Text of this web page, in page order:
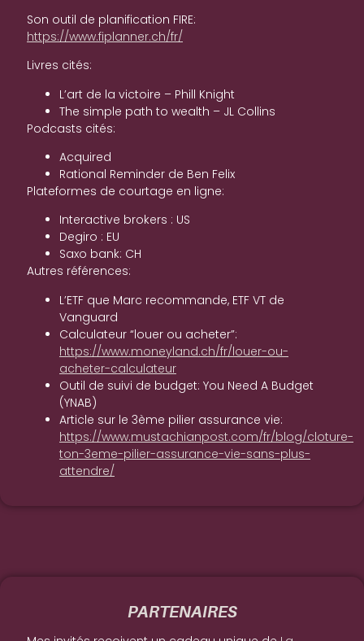
Son outil de planification FIRE:
https://www.fiplanner.ch/fr/
Livres cités:
L’art de la victoire – Phill Knight
The simple path to wealth – JL Collins
Podcasts cités:
Acquired
Rational Reminder de Ben Felix
Plateformes de courtage en ligne:
Interactive brokers : US
Degiro : EU
Saxo bank: CH
Autres références:
L’ETF que Marc recommande, ETF VT de
Vanguard
Calculateur “louer ou acheter”:
https://www.moneyland.ch/fr/louer-ou-
acheter-calculateur
Outil de suivi de budget: You Need A Budget
(YNAB)
Article sur le 3ème pilier assurance vie:
https://www.mustachianpost.com/fr/blog/cloture-
ton-3eme-pilier-assurance-vie-sans-plus-
attendre/
PARTENAIRES